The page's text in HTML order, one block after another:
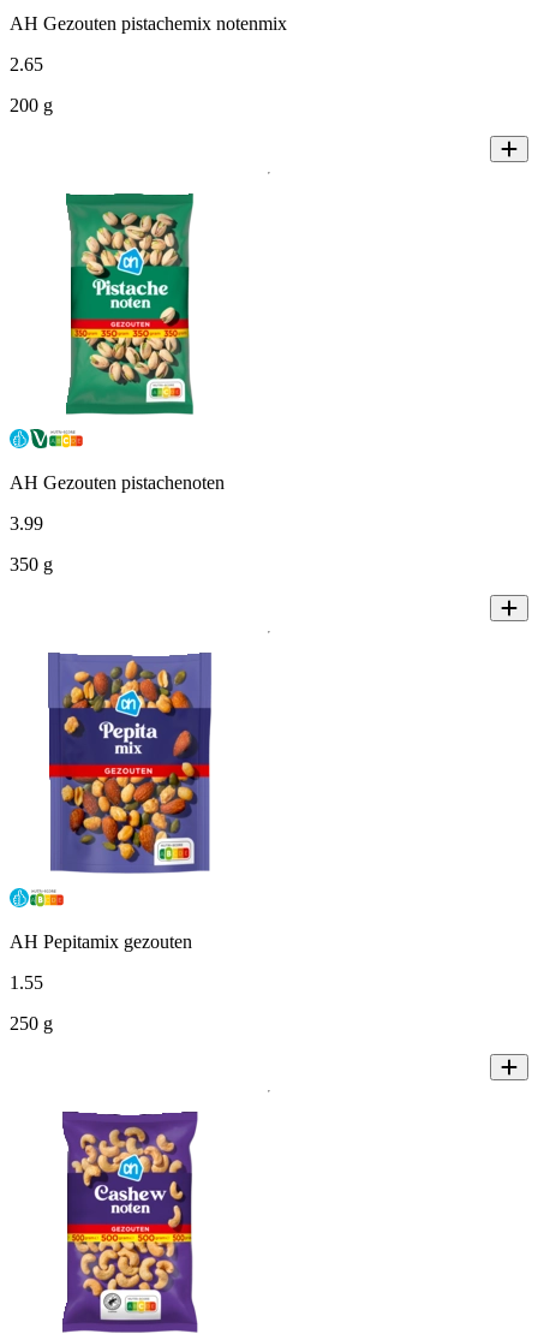
AH Gezouten pistachemix notenmix
2.65
200 g
AH Gezouten pistachenoten
3.99
350 g
AH Pepitamix gezouten
1 .55
250 g